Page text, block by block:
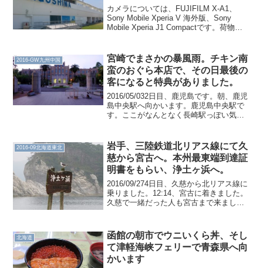
カメラについては、FUJIFILM X-A1、
Sony Mobile Xperia V 海外版、Sony
Mobile Xperia J1 Compactです。荷物に
2016-GW九州中国
宮崎でまさかの暴風雨。チキン南
蛮のおぐら本店で、その日最後の
客になると特典がありました。
2016/05/032日目、鹿児島です。朝、鹿児
島中央駅へ向かいます。鹿児島中央駅で
す。ここがなんとなく長崎駅っぽい気が
なんとなく気に入ったので、また行きた
いです。指宿...
2016-09北海道東北
岩手、三陸鉄道北リアス線にて久
慈から宮古へ。本州最東端到達証
明書をもらい、浄土ヶ浜へ。
2016/09/274日目、久慈から北リアス線に
乗りました。12:14、宮古に着きました。
久慈で一緒だった人も宮古まで来まし
証明書を頂きました。本来であればこれ
で東西南...
北海道
函館の朝市でウニいくら丼、そし
て津軽海峡フェリーで青森県へ向
かいます